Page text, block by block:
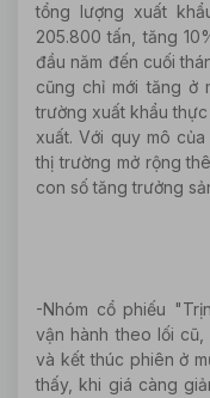
tổng lượng xuất
205.800 tấn, tăng
đầu năm đến cuối
cũng chỉ mới tăng ở
trường xuất khẩu
xuất. Với quy mô
thị trường mở rộng
con số tăng trưởng
-Nhóm cổ phiếu
vận hành theo lối
và kết thúc phiên ở
thấy, khi giá càng